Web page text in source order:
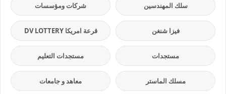
سلك المهندسين شركات ومؤسسات
فيزا شنغن قرعة امريكا DV LOTTERY
مستجدات مستجدات التعليم
مسلك الماستر معاهد و جامعات